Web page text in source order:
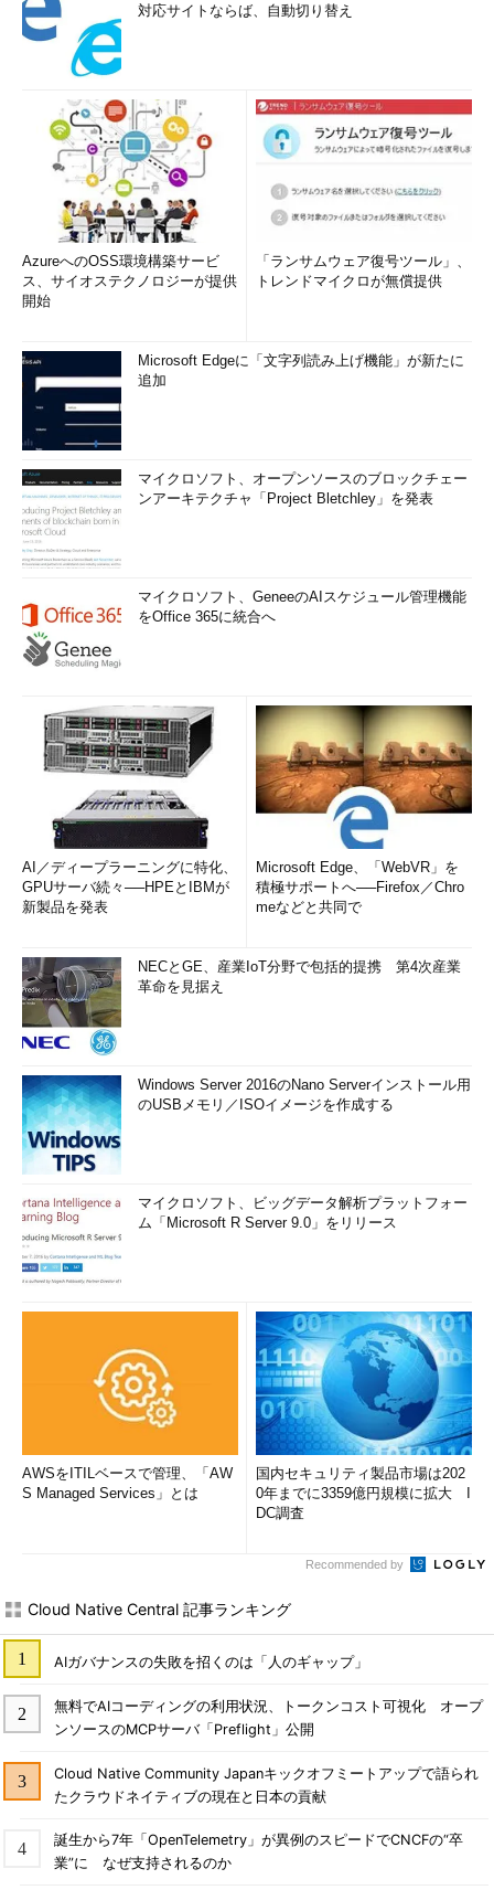
対応サイトならば、自動切り替え
AzureへのOSS環境構築サービ
ス、サイオステクノロジーが提供
開始
「ランサムウェア復号ツール」、
トレンドマイクロが無償提供
Microsoft Edgeに「文字列読み上げ機能」が新たに
追加
マイクロソフト、オープンソースのブロックチェー
ンアーキテクチャ「Project Bletchley」を発表
マイクロソフト、GeneeのAIスケジュール管理機能
をOffice 365に統合へ
AI／ディープラーニングに特化、
GPUサーバ続々──HPEとIBMが
新製品を発表
Microsoft Edge、「WebVR」を
積極サポートへ──Firefox／Chro
meなどと共同で
NECとGE、産業IoT分野で包括的提携 第4次産業
革命を見据え
Windows Server 2016のNano Serverインストール用
のUSBメモリ／ISOイメージを作成する
マイクロソフト、ビッグデータ解析プラットフォー
ム「Microsoft R Server 9.0」をリリース
AWSをITILベースで管理、「AW
S Managed Services」とは
国内セキュリティ製品市場は202
0年までに3359億円規模に拡大 I
DC調査
Recommended by
Cloud Native Central 記事ランキング
AIガバナンスの失敗を招くのは「人のギャップ」
無料でAIコーディングの利用状況、トークンコスト可視化 オープ
ンソースのMCPサーバ「Preflight」公開
Cloud Native Community Japanキックオフミートアップで語られ
たクラウドネイティブの現在と日本の貢献
誕生から7年「OpenTelemetry」が異例のスピードでCNCFの“卒
業”に なぜ支持されるのか